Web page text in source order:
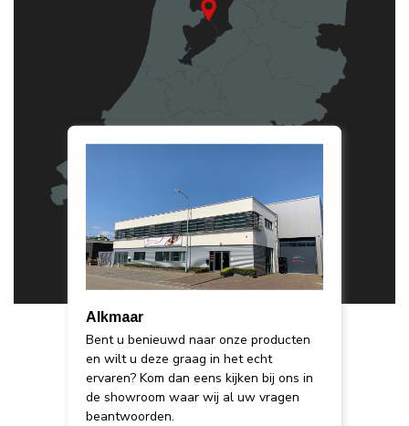
Alkmaar
Bent u benieuwd naar onze producten
en wilt u deze graag in het echt
ervaren? Kom dan eens kijken bij ons in
de showroom waar wij al uw vragen
beantwoorden.